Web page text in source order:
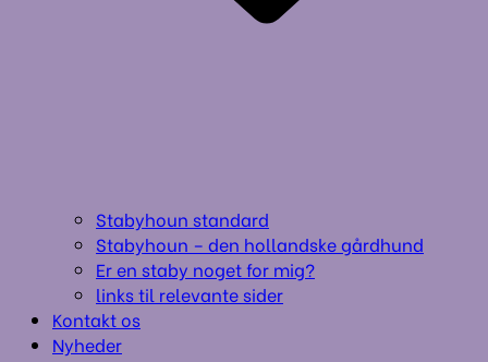
Stabyhoun standard
Stabyhoun – den hollandske gårdhund
Er en staby noget for mig?
links til relevante sider
Kontakt os
Nyheder